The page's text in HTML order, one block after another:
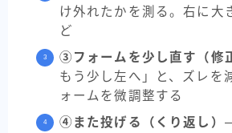
け外れたかを測る。右に大
ど
③フォームを少し直す（修
もう少し左へ」と、ズレを
ォームを微調整する
④また投げる（くり返し）